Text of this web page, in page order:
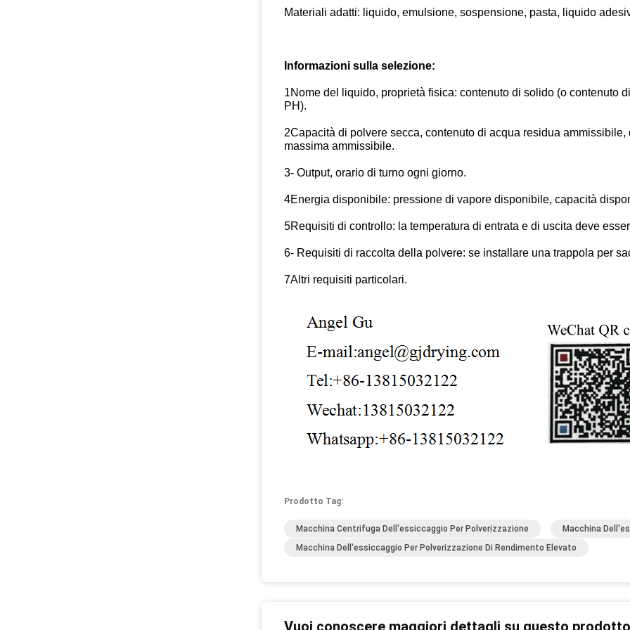
Materiali adatti: liquido, emulsione, sospensione, pasta, liquido
Informazioni sulla selezione:
1Nome del liquido, proprietà fisica: contenuto di solido (o contenuto
PH).
2Capacità di polvere secca, contenuto di acqua residua
massima ammissibile.
3- Output, orario di turno ogni giorno.
4Energia disponibile: pressione di vapore disponibile, capacità
5Requisiti di controllo: la temperatura di entrata e di uscita deve
6- Requisiti di raccolta della polvere: se installare una trappola per
7Altri requisiti particolari.
Prodotto Tag:
Macchina Centrifuga Dell'essiccaggio Per Polverizzazione
Macchina
Macchina Dell'essiccaggio Per Polverizzazione Di Rendimento Elevato
Vuoi conoscere maggiori dettagli su questo prodotto